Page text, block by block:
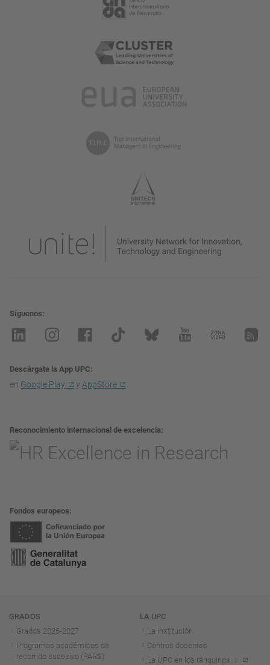
Síguenos
Descárgate la App UPC
en Google Play y AppStore
Reconocimiento internacional de excelencia
Fondos europeos
Navegación
GRADOS
Grados 2026-2027
Programas académicos de
recorrido sucesivo (PARS)
LA UPC
La institución
Centros docentes
La UPC en los ránquings